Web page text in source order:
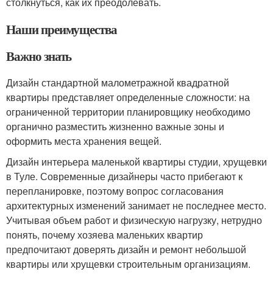
Наши преимущества
Важно знать
Дизайн стандартной малометражной квадратной
квартиры представляет определенные сложности: на
ограниченной территории планировщику необходимо
органично разместить жизненно важные зоны и
оформить места хранения вещей.
Дизайн интерьера маленькой квартиры студии, хрущевки
в Туле. Современные дизайнеры часто прибегают к
перепланировке, поэтому вопрос согласования
архитектурных изменений занимает не последнее место.
Учитывая объем работ и физическую нагрузку, нетрудно
понять, почему хозяева маленьких квартир
предпочитают доверять дизайн и ремонт небольшой
квартиры или хрущевки строительным организациям.